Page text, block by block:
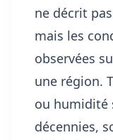
ne décrit
mais les
observées
une région.
ou humidité
décennies,